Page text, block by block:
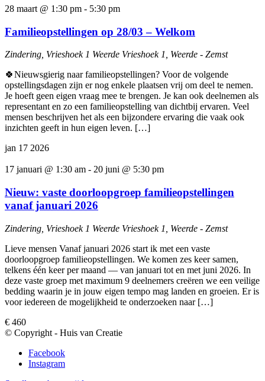
28 maart @ 1:30 pm - 5:30 pm
Familieopstellingen op 28/03 – Welkom
Zindering, Vrieshoek 1 Weerde Vrieshoek 1, Weerde - Zemst
🍀Nieuwsgierig naar familieopstellingen? Voor de volgende
opstellingsdagen zijn er nog enkele plaatsen vrij om deel te nemen.
Je hoeft geen eigen vraag mee te brengen. Je kan ook deelnemen als
representant en zo een familieopstelling van dichtbij ervaren. Veel
mensen beschrijven het als een bijzondere ervaring die vaak ook
inzichten geeft in hun eigen leven. […]
jan 17 2026
17 januari @ 1:30 am - 20 juni @ 5:30 pm
Nieuw: vaste doorloopgroep familieopstellingen
vanaf januari 2026
Zindering, Vrieshoek 1 Weerde Vrieshoek 1, Weerde - Zemst
Lieve mensen Vanaf januari 2026 start ik met een vaste
doorloopgroep familieopstellingen. We komen zes keer samen,
telkens één keer per maand — van januari tot en met juni 2026. In
deze vaste groep met maximum 9 deelnemers creëren we een veilige
bedding waarin je in jouw eigen tempo mag landen en groeien. Er is
voor iedereen de mogelijkheid te onderzoeken naar […]
€ 460
© Copyright - Huis van Creatie
Facebook
Instagram